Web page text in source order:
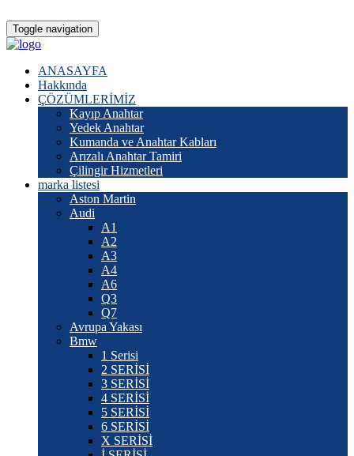
Toggle navigation
ANASAYFA
Hakkında
ÇÖZÜMLERİMİZ
Kayıp Anahtar
Yedek Anahtar
Kumanda ve Anahtar Kabları
Arızalı Anahtar Tamiri
Çilingir Hizmetleri
marka listesi
Aston Martin
Audi
A1
A2
A3
A4
A6
Q3
Q7
Avrupa Yakası
Bmw
1 Serisi
2 SERİSİ
3 SERİSİ
4 SERİSİ
5 SERİSİ
6 SERİSİ
X SERİSİ